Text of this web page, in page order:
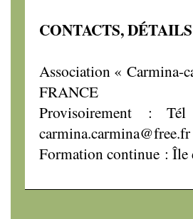
CONTACTS,
Association « Carmina-
FRANCE
Provisoirement
carmina.carmina@free.fr
Formation continue : Île